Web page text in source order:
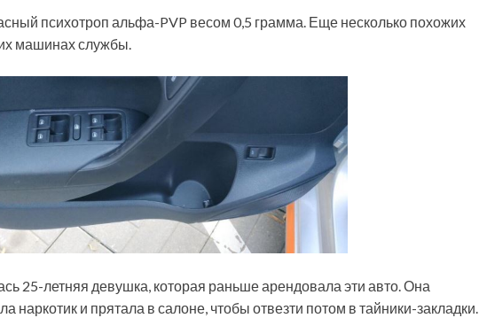
психотроп альфа-PVP весом 0,5 грамма. Еще несколько похожих
машинах службы.
25-летняя девушка, которая раньше арендовала эти авто. Она
наркотик и прятала в салоне, чтобы отвезти потом в тайники-закладки.